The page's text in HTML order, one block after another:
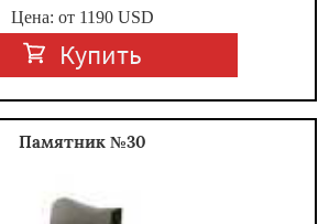
Цена: от 1190 USD
Купить
Памятник №30